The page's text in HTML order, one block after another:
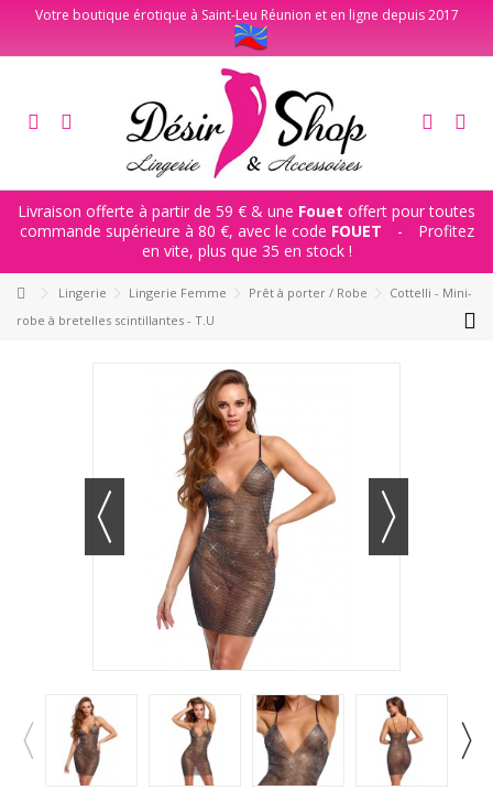
Votre boutique érotique à Saint-Leu Réunion et en ligne depuis 2017
Livraison offerte à partir de 59 € & une Fouet offert pour toutes
commande supérieure à 80 €, avec le code FOUET -
Profitez
en vite, plus que 35 en stock !
Lingerie Lingerie Femme Prêt à porter / Robe
Cottelli - Mini-
robe à bretelles scintillantes - T.U